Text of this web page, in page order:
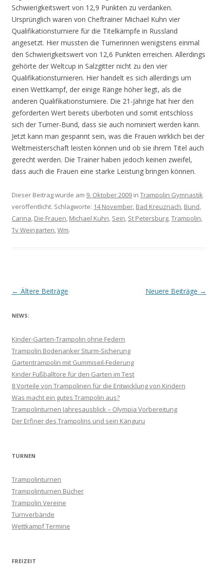
Schwierigkeitswert von 12,9 Punkten zu verdanken.
Ursprünglich waren von Cheftrainer Michael Kuhn vier
Qualifikationsturniere für die Titelkämpfe in Russland
angesetzt. Hier mussten die Turnerinnen wenigstens einmal
den Schwierigkeitswert von 12,6 Punkten erreichen. Allerdings
gehörte der Weltcup in Salzgitter nicht zu den vier
Qualifikationsturnieren. Hier handelt es sich allerdings um
einen Wettkampf, der einige Ränge höher liegt, als die
anderen Qualifikationsturniere. Die 21-Jährige hat hier den
geforderten Wert bereits überboten und somit entschloss
sich der Turner-Bund, dass sie auch nominiert werden kann.
Jetzt kann man gespannt sein, was die Frauen wirklich bei der
Weltmeisterschaft leisten können und ob sie ihrem Titel auch
gerecht werden. Die Trainer haben jedoch keinen zweifel,
dass auch die Frauen eine starke Leistung bringen können.
Dieser Beitrag wurde am 9. Oktober 2009 in Trampolin Gymnastik
veröffentlicht. Schlagworte: 14 November, Bad Kreuznach, Bund,
Carina, Die Frauen, Michael Kuhn, Sein, St Petersburg,Trampolin,
Tv Weingarten,Wm.
B
i
r
a
g
s
-
N
a
i
a
t
i
o
← Ältere Beiträge Neuere Beiträge →
NEWS:
Kinder-Garten-Trampolin ohne Federn
Trampolin Bodenanker Sturm-Sicherung
Gartentrampolin mit Gummiseil-Federung
Kinder Fußballtore für den Garten im Test
8 Vorteile von Trampolinen für die Entwicklung von Kindern
Was macht ein gutes Trampolin aus?
Trampolinturnen Jahresausblick – Olympia Vorbereitung
Der Erfiner des Trampolins und sein Känguru
TURNEN
Trampolinturnen
Trampolinturnen Bücher
Trampolin Vereine
Turnverbände
Wettkampf Termine
FREIZEIT